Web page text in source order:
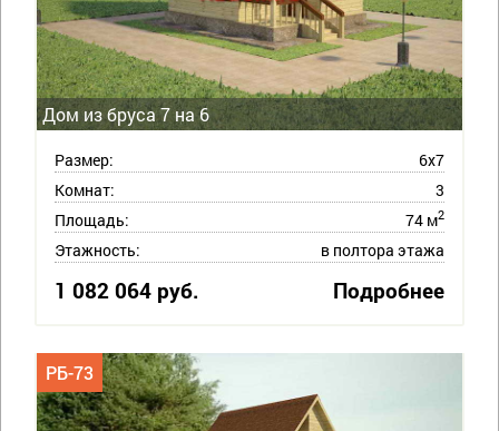
Дом из бруса 7 на 6
Размер:
6х7
Комнат:
3
Площадь:
74 м2
Этажность: в полтора этажа
1 082 064 руб. Подробнее
РБ-73